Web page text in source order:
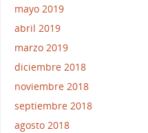
mayo 2019
abril 2019
marzo 2019
diciembre 2018
noviembre 2018
septiembre 2018
agosto 2018